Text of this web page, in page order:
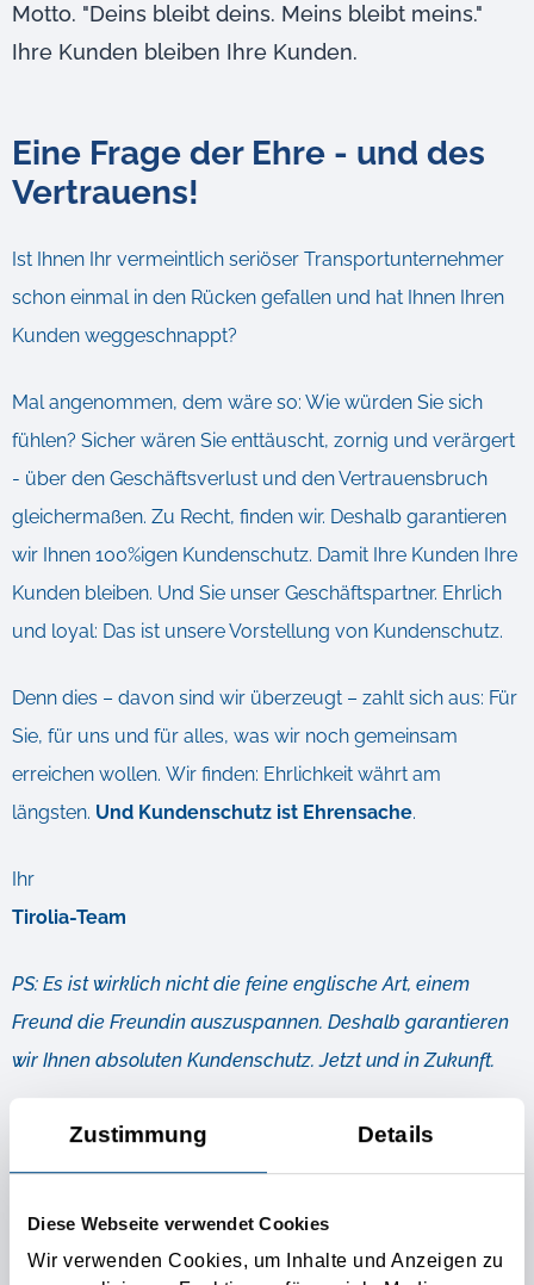
Zustimmung Details
Diese Webseite verwendet Cookies
Wir verwenden Cookies, um Inhalte und Anzeigen zu
Motto. "Deins bleibt deins. Meins bleibt meins."
Ihre Kunden bleiben Ihre Kunden.
Eine Frage der Ehre - und des
Vertrauens!
Ist Ihnen Ihr vermeintlich seriöser Transportunternehmer
schon einmal in den Rücken gefallen und hat Ihnen Ihren
Kunden weggeschnappt?
Mal angenommen, dem wäre so: Wie würden Sie sich
fühlen? Sicher wären Sie enttäuscht, zornig und verärgert
- über den Geschäftsverlust und den Vertrauensbruch
gleichermaßen. Zu Recht, finden wir. Deshalb garantieren
wir Ihnen 100%igen Kundenschutz. Damit Ihre Kunden Ihre
Kunden bleiben. Und Sie unser Geschäftspartner. Ehrlich
und loyal: Das ist unsere Vorstellung von Kundenschutz.
Denn dies – davon sind wir überzeugt – zahlt sich aus: Für
Sie, für uns und für alles, was wir noch gemeinsam
erreichen wollen. Wir finden: Ehrlichkeit währt am
längsten. Und Kundenschutz ist Ehrensache.
Ihr
Tirolia-Team
PS: Es ist wirklich nicht die feine englische Art, einem
Freund die Freundin auszuspannen. Deshalb garantieren
wir Ihnen absoluten Kundenschutz. Jetzt und in Zukunft.
Weiterführende Infos
DIE BESONDERE KONTAKTANZEIGE FÜR IHRE
TRANSPORTWÜNSCHE!